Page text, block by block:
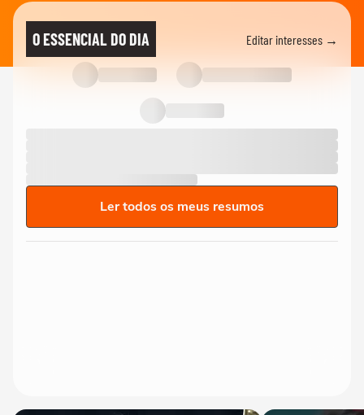
O ESSENCIAL DO DIA Editar interesses →
Ler todos os meus resumos